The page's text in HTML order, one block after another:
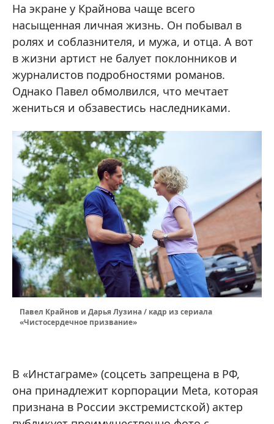
На экране у Крайнова чаще всего
насыщенная личная жизнь. Он побывал в
ролях и соблазнителя, и мужа, и отца. А вот
в жизни артист не балует поклонников и
журналистов подробностями романов.
Однако Павел обмолвился, что мечтает
жениться и обзавестись наследниками.
Павел Крайнов и Дaрья Лузинa / кадр из сериала
«Чистосердечное призвание»
В «Инстаграме» (соцсеть запрещена в РФ,
она принадлежит корпорации Meta, которая
признана в России экстремистской) актер